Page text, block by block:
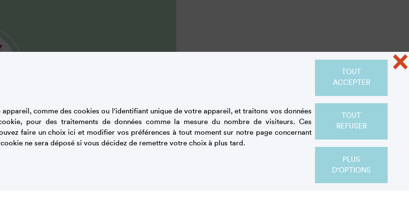
×
comme des cookies ou l'identifiant unique de votre appareil, et traitons vos données
pour des traitements de données comme la mesure du nombre de visiteurs. Ces
faire un choix ici et modifier vos préférences à tout moment sur notre page concernant
ne sera déposé si vous décidez de remettre votre choix à plus tard.
TOUT
ACCEPTER
TOUT
REFUSER
PLUS
D'OPTIONS